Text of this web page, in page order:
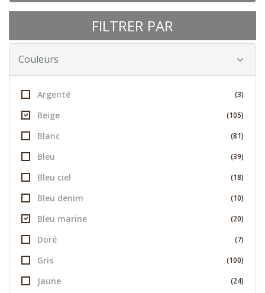
FILTRER PAR
Couleurs
Argenté (3)
Beige (105)
Blanc (81)
Bleu (39)
Bleu ciel (18)
Bleu denim (10)
Bleu marine (20)
Doré (7)
Gris (100)
Jaune (24)